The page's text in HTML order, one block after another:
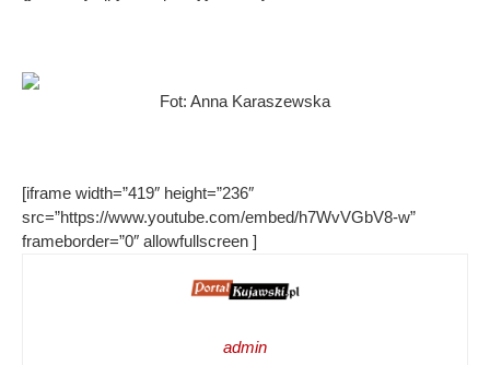
Fot: Anna Karaszewska
[iframe width=”419″ height=”236″
src=”https://www.youtube.com/embed/h7WvVGbV8-w”
frameborder=”0″ allowfullscreen ]
admin